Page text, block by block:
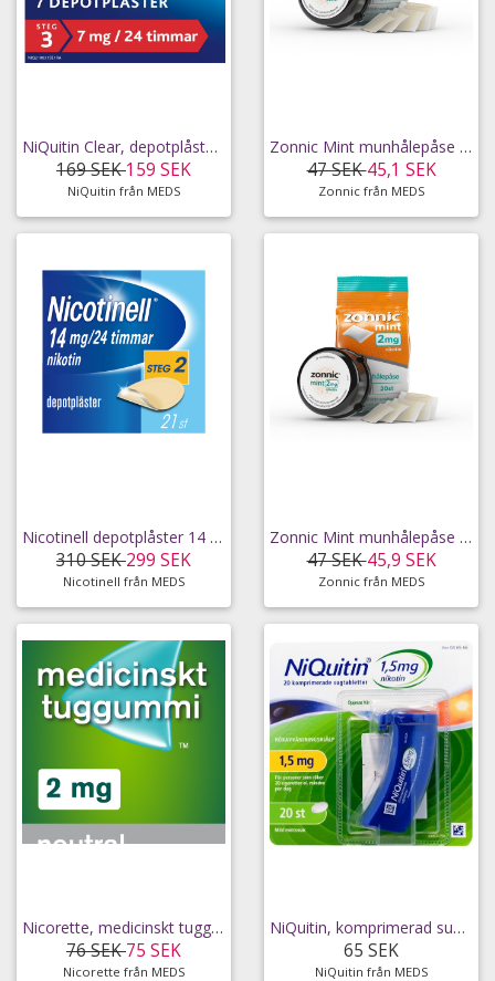
NiQuitin Clear, depotplåster 7 mg/24 timmar 7 st
169 SEK159 SEK
NiQuitin från MEDS
Zonnic Mint munhålepåse 4 mg 20 st
47 SEK45,1 SEK
Zonnic från MEDS
Nicotinell depotplåster 14 mg/24 timmar 21 st
310 SEK299 SEK
Nicotinell från MEDS
Zonnic Mint munhålepåse 2 mg 20 st
47 SEK45,9 SEK
Zonnic från MEDS
Nicorette, medicinskt tuggummi 2 mg 30 st
76 SEK75 SEK
Nicorette från MEDS
NiQuitin, komprimerad sugtablett 1,5 mg 20 st
65 SEK
NiQuitin från MEDS